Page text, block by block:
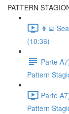
PATTERN
👨‍💻
(10:36)
Parte
Pattern
Parte
Pattern